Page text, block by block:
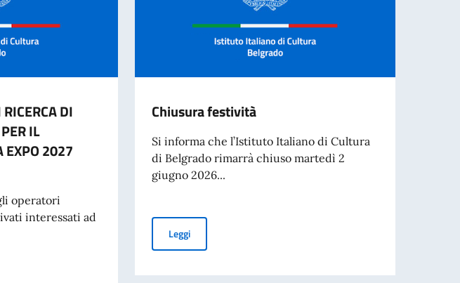
DI
IL
EXPO 2027
operatori
interessati ad
Chiusura festività
Si informa che l’Istituto Italiano di Cultura
di Belgrado rimarrà chiuso martedì 2
giugno 2026...
LeggiChiusura festività